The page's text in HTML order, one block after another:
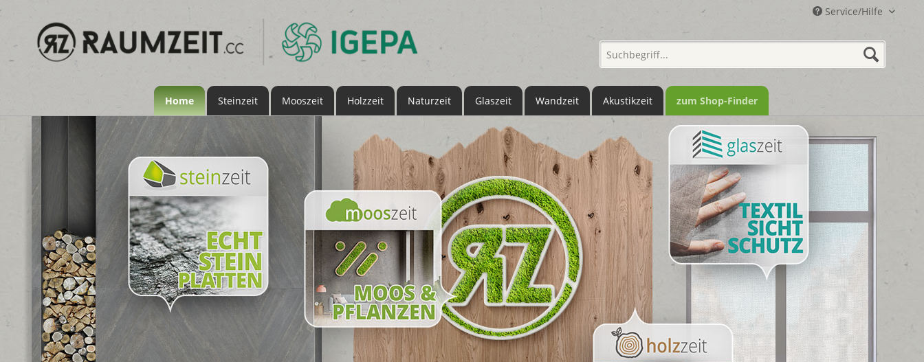
Service/Hilfe
Home Steinzeit Mooszeit Holzzeit Naturzeit Glaszeit Wandzeit Akustikzeit zum Shop-Finder